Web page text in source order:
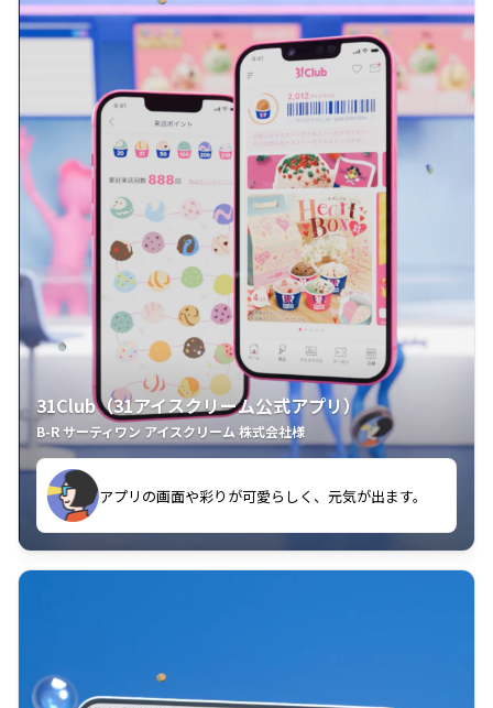
31Club（31アイスクリーム公式アプリ）
B-R サーティワン アイスクリーム 株式会社様
アプリの画面や彩りが可愛らしく、元気が出ます。
クラスごとに特典があるようなので使うのが楽しいで
す。